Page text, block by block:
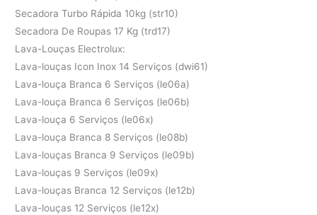
Secadora Turbo Rápida 10kg (str10)
Secadora De Roupas 17 Kg (trd17)
Lava-Louças Electrolux:
Lava-louças Icon Inox 14 Serviços (dwi61)
Lava-louça Branca 6 Serviços (le06a)
Lava-louça Branca 6 Serviços (le06b)
Lava-louça 6 Serviços (le06x)
Lava-louça Branca 8 Serviços (le08b)
Lava-louças Branca 9 Serviços (le09b)
Lava-louças 9 Serviços (le09x)
Lava-louças Branca 12 Serviços (le12b)
Lava-louças 12 Serviços (le12x)